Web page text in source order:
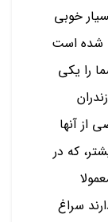
خوبی
شده است
را یکی
از آنها
که در
سراغ